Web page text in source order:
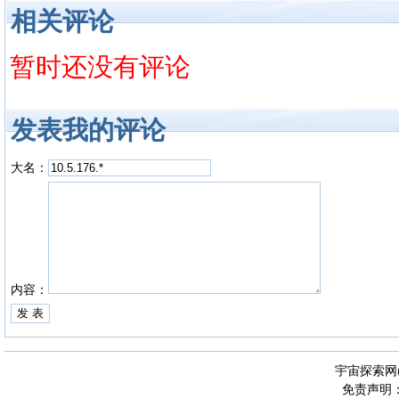
相关评论
暂时还没有评论
发表我的评论
大名：
内容：
宇宙探索
免责声明